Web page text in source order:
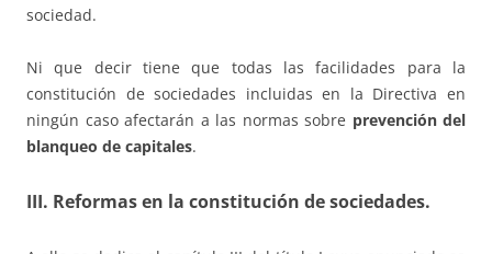
sociedad.
Ni que decir tiene que todas las facilidades para la
constitución de sociedades incluidas en la Directiva en
ningún caso afectarán a las normas sobre prevención del
blanqueo de capitales.
III. Reformas en la constitución de sociedades.